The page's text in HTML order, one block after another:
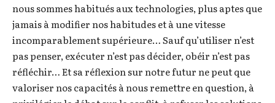
nous sommes habitués aux technologies, plus aptes que
jamais à modifier nos habitudes et à une vitesse
incomparablement supérieure… Sauf qu’utiliser n’est
pas penser, exécuter n’est pas décider, obéir n’est pas
réfléchir… Et sa réflexion sur notre futur ne peut que
valoriser nos capacités à nous remettre en question, à